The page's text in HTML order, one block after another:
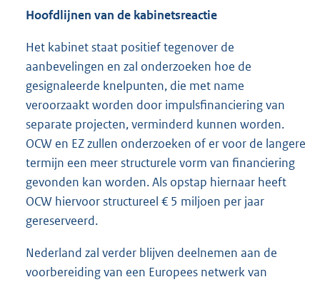
Hoofdlijnen van de kabinetsreactie
Het kabinet staat positief tegenover de
aanbevelingen en zal onderzoeken hoe de
gesignaleerde knelpunten, die met name
veroorzaakt worden door impulsfinanciering van
separate projecten, verminderd kunnen worden.
OCW en EZ zullen onderzoeken of er voor de langere
termijn een meer structurele vorm van financiering
gevonden kan worden. Als opstap hiernaar heeft
OCW hiervoor structureel € 5 miljoen per jaar
gereserveerd.
Nederland zal verder blijven deelnemen aan de
voorbereiding van een Europees netwerk van